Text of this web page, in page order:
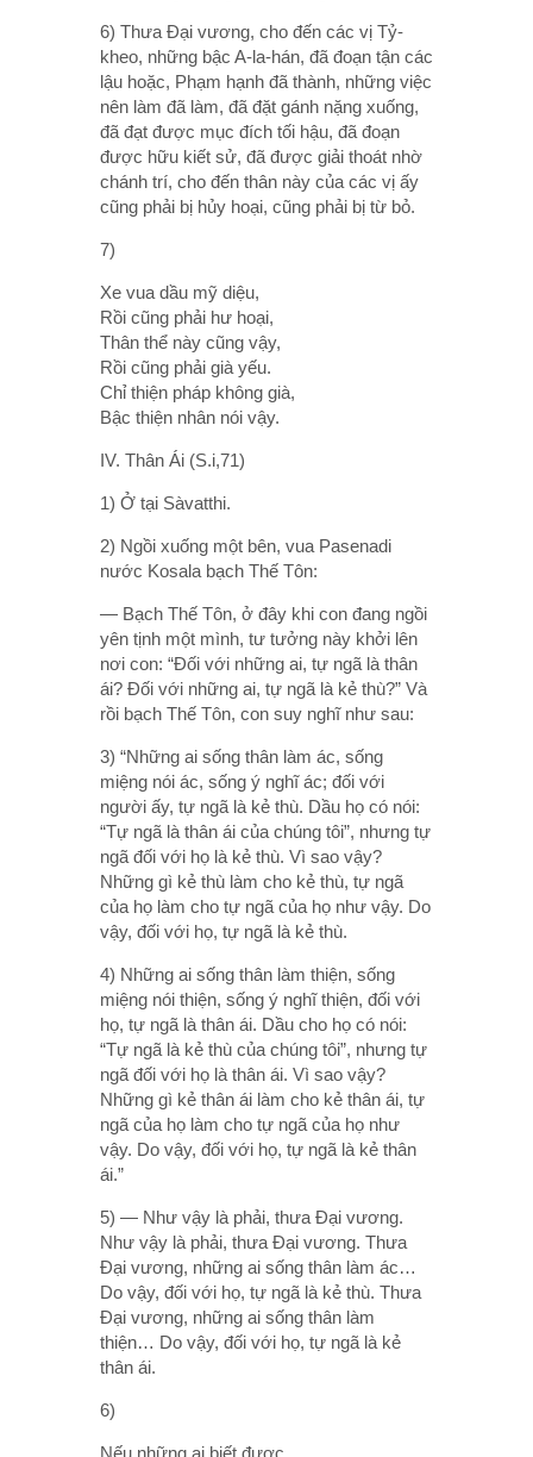
6) Thưa Ðại vương, cho đến các vị Tỷ-
kheo, những bậc A-la-hán, đã đoạn tận các
lậu hoặc, Phạm hạnh đã thành, những việc
nên làm đã làm, đã đặt gánh nặng xuống,
đã đạt được mục đích tối hậu, đã đoạn
được hữu kiết sử, đã được giải thoát nhờ
chánh trí, cho đến thân này của các vị ấy
cũng phải bị hủy hoại, cũng phải bị từ bỏ.
7)
Xe vua dầu mỹ diệu,
Rồi cũng phải hư hoại,
Thân thể này cũng vậy,
Rồi cũng phải già yếu.
Chỉ thiện pháp không già,
Bậc thiện nhân nói vậy.
IV. Thân Ái (S.i,71)
1) Ở tại Sàvatthi.
2) Ngồi xuống một bên, vua Pasenadi
nước Kosala bạch Thế Tôn:
— Bạch Thế Tôn, ở đây khi con đang ngồi
yên tịnh một mình, tư tưởng này khởi lên
nơi con: “Ðối với những ai, tự ngã là thân
ái? Ðối với những ai, tự ngã là kẻ thù?” Và
rồi bạch Thế Tôn, con suy nghĩ như sau:
3) “Những ai sống thân làm ác, sống
miệng nói ác, sống ý nghĩ ác; đối với
người ấy, tự ngã là kẻ thù. Dầu họ có nói:
“Tự ngã là thân ái của chúng tôi”, nhưng tự
ngã đối với họ là kẻ thù. Vì sao vậy?
Những gì kẻ thù làm cho kẻ thù, tự ngã
của họ làm cho tự ngã của họ như vậy. Do
vậy, đối với họ, tự ngã là kẻ thù.
4) Những ai sống thân làm thiện, sống
miệng nói thiện, sống ý nghĩ thiện, đối với
họ, tự ngã là thân ái. Dầu cho họ có nói:
“Tự ngã là kẻ thù của chúng tôi”, nhưng tự
ngã đối với họ là thân ái. Vì sao vậy?
Những gì kẻ thân ái làm cho kẻ thân ái, tự
ngã của họ làm cho tự ngã của họ như
vậy. Do vậy, đối với họ, tự ngã là kẻ thân
ái.”
5) — Như vậy là phải, thưa Ðại vương.
Như vậy là phải, thưa Ðại vương. Thưa
Ðại vương, những ai sống thân làm ác…
Do vậy, đối với họ, tự ngã là kẻ thù. Thưa
Ðại vương, những ai sống thân làm
thiện… Do vậy, đối với họ, tự ngã là kẻ
thân ái.
6)
Nếu những ai biết được,